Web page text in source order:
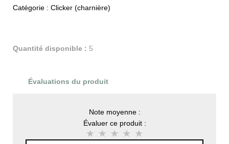
Catégorie : Clicker (charnière)
Quantité disponible : 5
Évaluations du produit
Note moyenne :
Évaluer ce produit :